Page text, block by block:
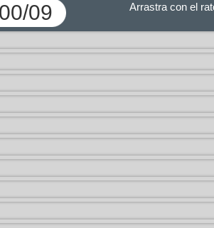
00/09
Arrastra con el